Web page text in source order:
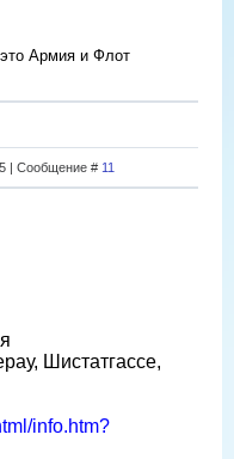
Армия и Флот
| Сообщение # 11
Шистатгассе,
info.htm?